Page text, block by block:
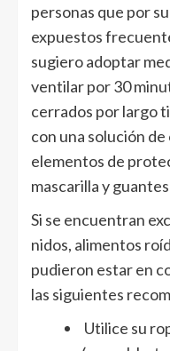
personas que por
expuestos
sugiero adoptar
ventilar por 30
cerrados por largo
con una solución
elementos de
mascarilla y
Si se encuentran
nidos, alimentos
pudieron estar en
las siguientes
Utilice su